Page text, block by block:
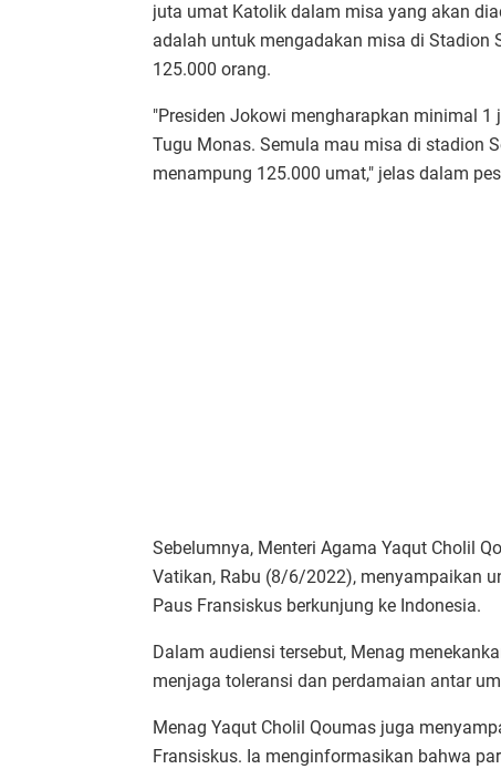
juta umat Katolik dalam misa yang akan
adalah untuk mengadakan misa di Stadion
125.000 orang.
"Presiden Jokowi mengharapkan minimal
Tugu Monas. Semula mau misa di stadion
menampung 125.000 umat," jelas dalam
Sebelumnya, Menteri Agama Yaqut Cholil
Vatikan, Rabu (8/6/2022), menyampaikan
Paus Fransiskus berkunjung ke Indonesia.
Dalam audiensi tersebut, Menag
menjaga toleransi dan perdamaian antar
Menag Yaqut Cholil Qoumas juga
Fransiskus. Ia menginformasikan bahwa